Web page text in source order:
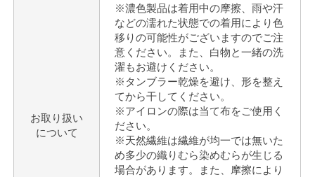
お取り扱い
について
※濃色製品は着用中の摩擦、雨や汗
などの濡れた状態での着用により色
移りの可能性がございますのでご注
意ください。また、白物と一緒の洗
濯もお避けください。
※タンブラー乾燥を避け、形を整え
てから干してください。
※アイロンの際は当て布をご使用く
ださい。
※天然繊維は繊維が均一では無いた
め多少の織りむら染めむらが生じる
場合があります。また、摩擦により